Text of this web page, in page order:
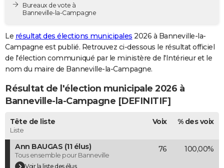
Destinations
City break
Voyage nature
Voyage de noces
Forum
PHOTO
GUIDES D'ACHAT
BONS PLANS
CARTE DE VOEUX
Carte de Noël
Carte Bonne année
Carte Saint-Valentin
Carte Pâques
Carte d'anniversaire
DICTIONNAIRE
COPAINS D'AVANT
S'inscrire
Se connecter
Lycées
Collèges
Primaires
Universités
Entreprises
Service militaire
Avis de recherche
AVIS DE DÉCÈS
Bureaux de vote à
Banneville-la-Campagne
Le résultat des élections municipales 2026 à Banneville-la-
Campagne est publié. Retrouvez ci-dessous le résultat officiel
de l'élection communiqué par le ministère de l'Intérieur et le
nom du maire de Banneville-la-Campagne.
Résultat de l'élection municipale 2026 à
Banneville-la-Campagne [DEFINITIF]
Tête de liste
Liste
Voix % des voix
Ann BAUGAS (11 élus)
Tous ensemble pour Banneville
Voir la liste des élus
76 100,00%